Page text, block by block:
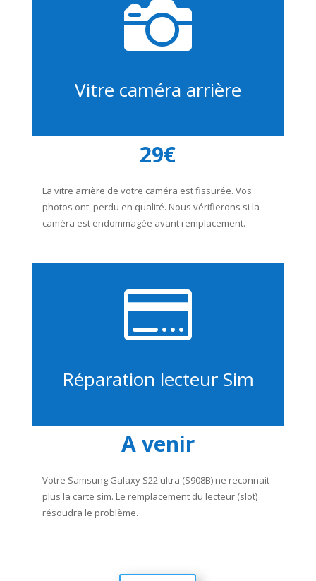

Vitre caméra arrière
29€
La vitre arrière de votre caméra est fissurée. Vos
photos ont perdu en qualité. Nous vérifierons si la
caméra est endommagée avant remplacement.

Réparation lecteur Sim
A venir
Votre Samsung Galaxy S22 ultra (S908B) ne reconnait
plus la carte sim. Le remplacement du lecteur (slot)
résoudra le problème.